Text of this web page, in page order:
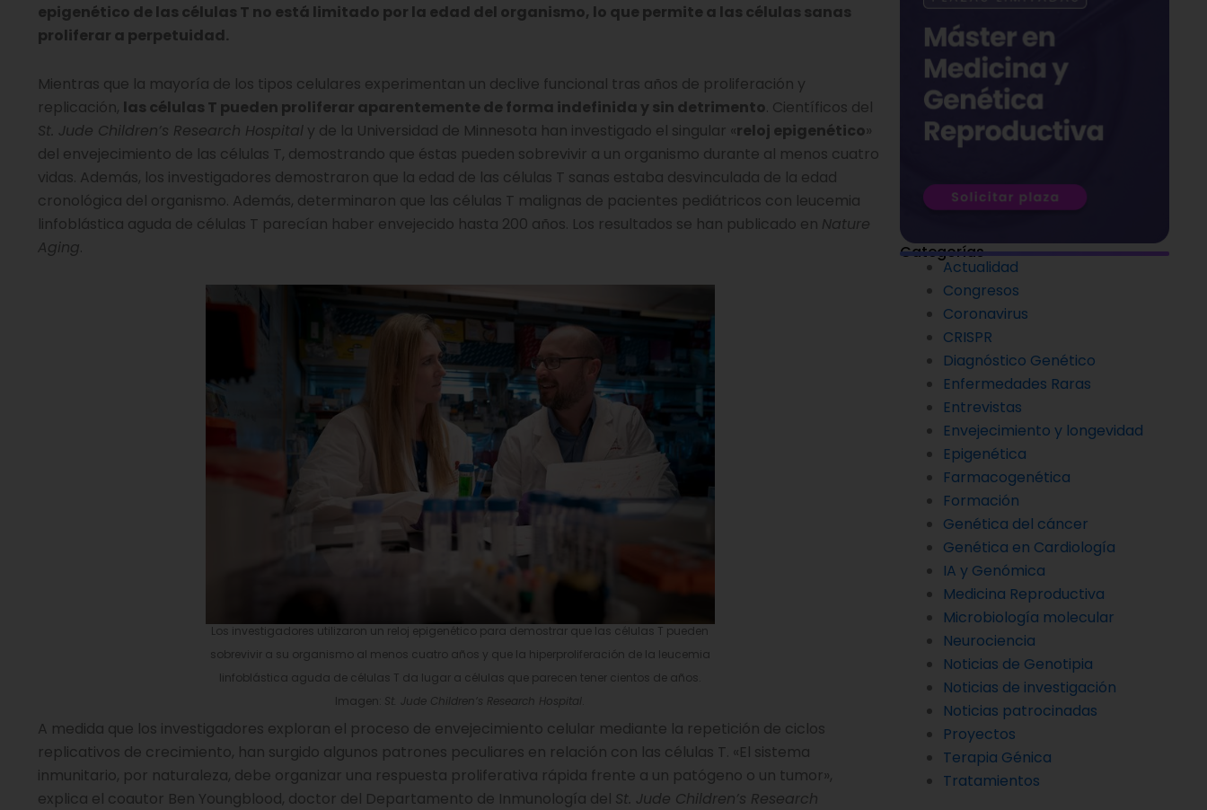
epigenético de las células T no está limitado por la edad del organismo, lo que permite a las células sanas
proliferar a perpetuidad.
Mientras que la mayoría de los tipos celulares experimentan un declive funcional tras años de proliferación y
replicación, las células T pueden proliferar aparentemente de forma indefinida y sin detrimento. Científicos del
St. Jude Children’s Research Hospital y de la Universidad de Minnesota han investigado el singular «reloj epigenético»
del envejecimiento de las células T, demostrando que éstas pueden sobrevivir a un organismo durante al menos cuatro
vidas. Además, los investigadores demostraron que la edad de las células T sanas estaba desvinculada de la edad
cronológica del organismo. Además, determinaron que las células T malignas de pacientes pediátricos con leucemia
linfoblástica aguda de células T parecían haber envejecido hasta 200 años. Los resultados se han publicado en Nature
Aging.
Los investigadores utilizaron un reloj epigenético para demostrar que las células T pueden
sobrevivir a su organismo al menos cuatro años y que la hiperproliferación de la leucemia
linfoblástica aguda de células T da lugar a células que parecen tener cientos de años.
Imagen: St. Jude Children’s Research Hospital
A medida que los investigadores exploran el proceso de envejecimiento celular mediante la repetición de ciclos
replicativos de crecimiento, han surgido algunos patrones peculiares en relación con las células T. «El sistema
inmunitario, por naturaleza, debe organizar una respuesta proliferativa rápida frente a un patógeno o un tumor»,
explica el coautor Ben Youngblood, doctor del Departamento de Inmunología del St. Jude Children’s Research
Categorías
Actualidad
Congresos
Coronavirus
CRISPR
Diagnóstico Genético
Enfermedades Raras
Entrevistas
Envejecimiento y longevidad
Epigenética
Farmacogenética
Formación
Genética del cáncer
Genética en Cardiología
IA y Genómica
Medicina Reproductiva
Microbiología molecular
Neurociencia
Noticias de Genotipia
Noticias de investigación
Noticias patrocinadas
Proyectos
Terapia Génica
Tratamientos